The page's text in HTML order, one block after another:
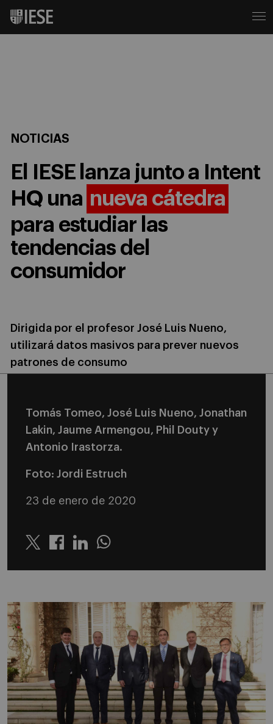
NOTICIAS
El IESE lanza junto a Intent
HQ una nueva cátedra
para estudiar las
tendencias del
consumidor
Dirigida por el profesor José Luis Nueno,
utilizará datos masivos para prever nuevos
patrones de consumo
Tomás Tomeo, José Luis Nueno, Jonathan
Lakin, Jaume Armengou, Phil Douty y
Antonio Irastorza.
Foto: Jordi Estruch
23 de enero de 2020
Twitter LinkedinWhatsapp